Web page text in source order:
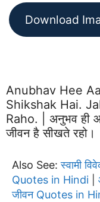
Download
Anubhav Hee
Shikshak Hai.
Raho. | अनुभव ही
जीवन है सीखते रहो।
Also See:स्वामी
Quotes in Hindi
जीवन Quotes in